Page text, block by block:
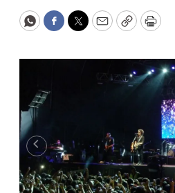
WhatsApp
Facebook
Twitter
EmailCopyPrint